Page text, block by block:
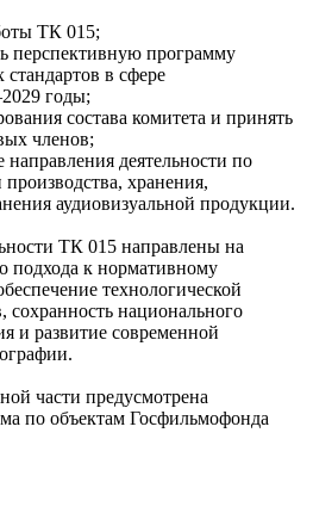
ТК 015;
перспективную программу
в сфере
годы;
состава комитета и принять
членов;
деятельности по
хранения,
аудиовизуальной продукции.
ТК 015 направлены на
подхода к нормативному
технологической
сохранность национального
и развитие современной
части предусмотрена
по объектам Госфильмофонда